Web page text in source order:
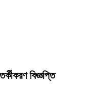
বিজ্ঞপ্তি